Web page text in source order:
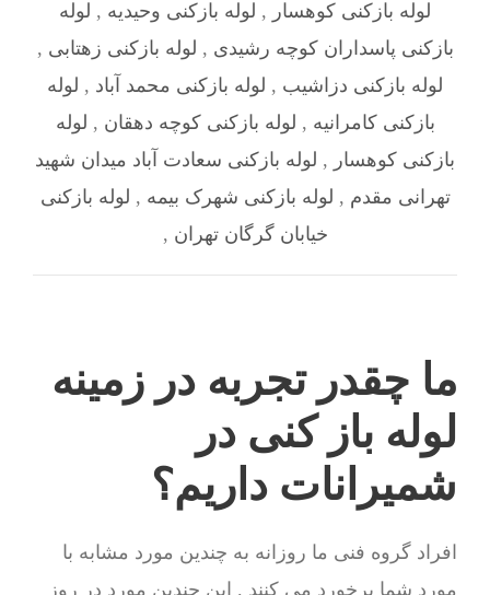
لوله بازکنی کوهسار , لوله بازکنی وحیدیه , لوله
بازکنی پاسداران کوچه رشیدی , لوله بازکنی زهتابی ,
لوله بازکنی دزاشیب , لوله بازکنی محمد آباد , لوله
بازکنی کامرانیه , لوله بازکنی کوچه دهقان , لوله
بازکنی کوهسار , لوله بازکنی سعادت آباد میدان شهید
تهرانی مقدم , لوله بازکنی شهرک بیمه , لوله بازکنی
خیابان گرگان تهران ,
ما چقدر تجربه در زمینه
لوله باز کنی در
شمیرانات داریم؟
افراد گروه فنی ما روزانه به چندین مورد مشابه با
مورد شما برخورد می کنند . این چندین مورد در روز